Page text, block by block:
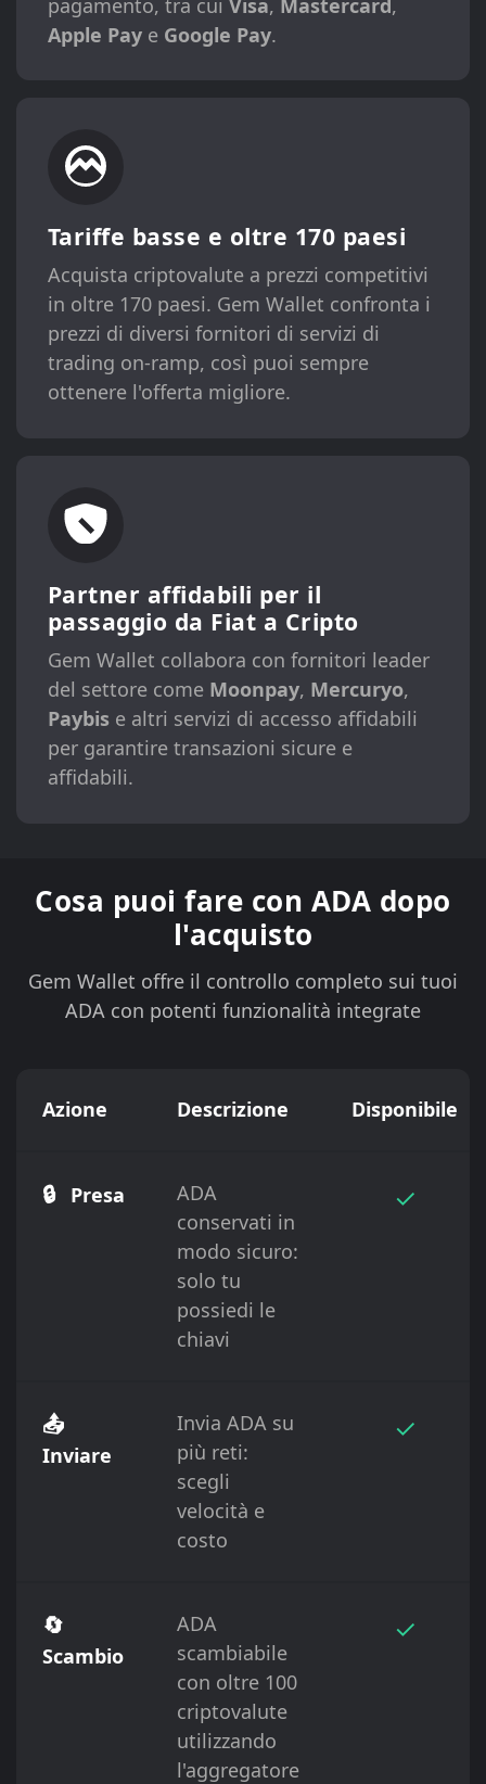
Apple Paye Google Pay.
Tariffe basse e oltre 170 paesi
Acquista criptovalute a prezzi competitivi
in ​​oltre 170 paesi. Gem Wallet confronta i
prezzi di diversi fornitori di servizi di
trading on-ramp, così puoi sempre
ottenere l'offerta migliore.
Partner affidabili per il
passaggio da Fiat a Cripto
Gem Wallet collabora con fornitori leader
del settore come Moonpay, Mercuryo,
Paybis e altri servizi di accesso affidabili
per garantire transazioni sicure e
affidabili.
Cosa puoi fare con ADA dopo
l'acquisto
Gem Wallet offre il controllo completo sui tuoi
ADA con potenti funzionalità integrate
Azione Descrizione Disponibile
🔒 Presa
ADA
conservati in
modo sicuro:
solo tu
possiedi le
chiavi
✓
📤
Inviare
Invia ADA su
più reti:
scegli
velocità e
costo
✓
🔄
Scambio
ADA
scambiabile
con oltre 100
criptovalute
utilizzando
l'aggregatore
✓